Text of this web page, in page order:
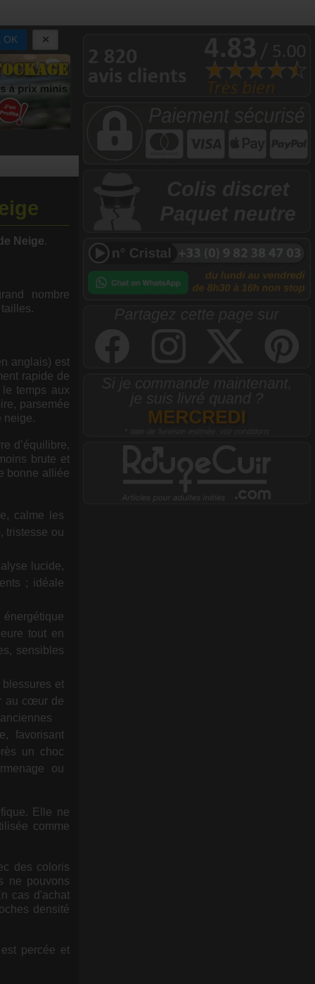
OK
Neige.
nombre
anglais) est
rapide de
temps aux
parsemée
neige.
d’équilibre,
brute et
bonne alliée
calme les
tristesse ou
lucide,
; idéale
tout en
sensibles
blessures et
au cœur de
favorisant
un choc
ou
Elle ne
comme
des coloris
ne pouvons
cas d'achat
densité
percée et